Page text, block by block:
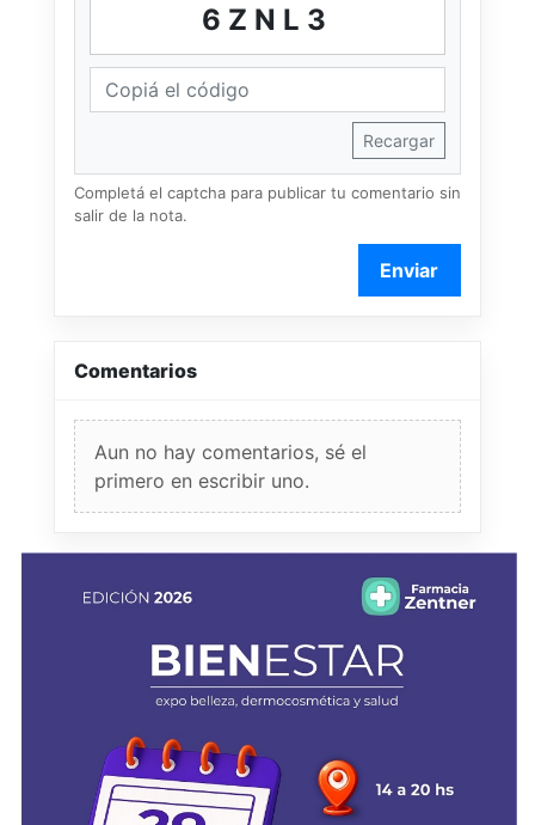
6ZNL3
Recargar
Completá el captcha para publicar tu comentario sin
salir de la nota.
Enviar
Comentarios
Aun no hay comentarios, sé el
primero en escribir uno.